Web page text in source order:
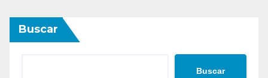
Buscar
Buscar